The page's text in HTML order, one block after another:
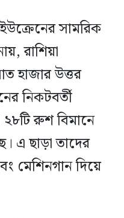
সামরিক
রাশিয়া
হাজার উত্তর
নিকটবর্তী
২৮টি রুশ বিমানে
এ ছাড়া তাদের
মেশিনগান দিয়ে